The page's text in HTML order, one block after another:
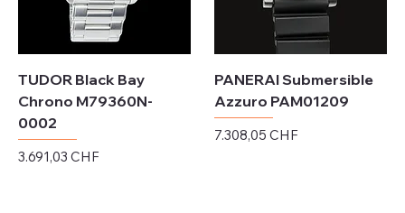
TUDOR Black Bay
Chrono M79360N-
0002
Preis
3.691,03 CHF
PANERAI Submersible
Azzuro PAM01209
Preis
7.308,05 CHF